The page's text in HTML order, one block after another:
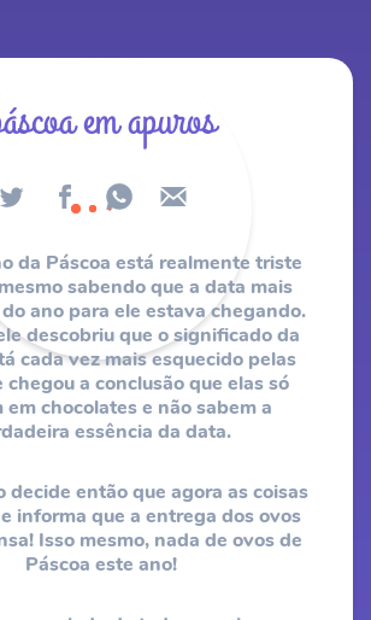
em apuros
da Páscoa está realmente triste
sabendo que a data mais
ano para ele estava chegando.
descobriu que o significado da
cada vez mais esquecido pelas
chegou a conclusão que elas só
em chocolates e não sabem a
essência da data.
decide então que agora as coisas
informa que a entrega dos ovos
Isso mesmo, nada de ovos de
Páscoa este ano!